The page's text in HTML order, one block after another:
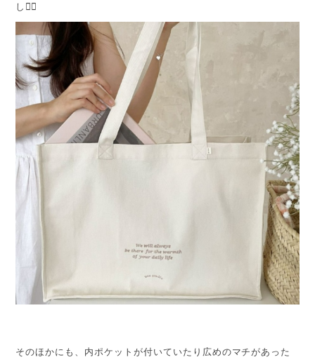
し🙆‍♀️
そのほかにも、内ポケットが付いていたり広めのマチがあった